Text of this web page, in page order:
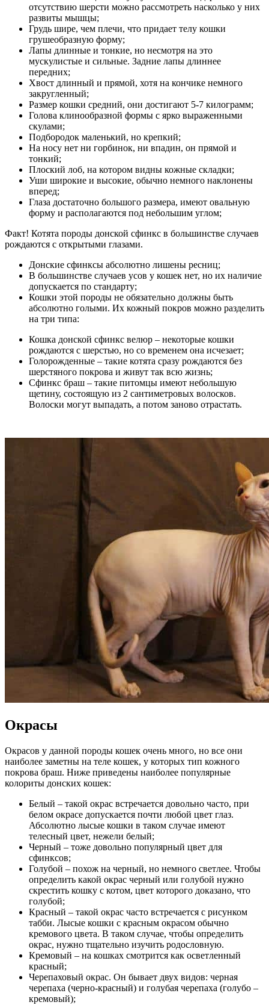
отсутствию шерсти можно рассмотреть насколько у них
развиты мышцы;
Грудь шире, чем плечи, что придает телу кошки
грушеобразную форму;
Лапы длинные и тонкие, но несмотря на это
мускулистые и сильные. Задние лапы длиннее
передних;
Хвост длинный и прямой, хотя на кончике немного
закругленный;
Размер кошки средний, они достигают 5-7 килограмм;
Голова клинообразной формы с ярко выраженными
скулами;
Подбородок маленький, но крепкий;
На носу нет ни горбинок, ни впадин, он прямой и
тонкий;
Плоский лоб, на котором видны кожные складки;
Уши широкие и высокие, обычно немного наклонены
вперед;
Глаза достаточно большого размера, имеют овальную
форму и располагаются под небольшим углом;
Факт! Котята породы донской сфинкс в большинстве случаев
рождаются с открытыми глазами.
Донские сфинксы абсолютно лишены ресниц;
В большинстве случаев усов у кошек нет, но их наличие
допускается по стандарту;
Кошки этой породы не обязательно должны быть
абсолютно голыми. Их кожный покров можно разделить
на три типа:
Кошка донской сфинкс велюр – некоторые кошки
рождаются с шерстью, но со временем она исчезает;
Голорожденные – такие котята сразу рождаются без
шерстяного покрова и живут так всю жизнь;
Сфинкс браш – такие питомцы имеют небольшую
щетину, состоящую из 2 сантиметровых волосков.
Волоски могут выпадать, а потом заново отрастать.
Окрасы
Окрасов у данной породы кошек очень много, но все они
наиболее заметны на теле кошек, у которых тип кожного
покрова браш. Ниже приведены наиболее популярные
колориты донских кошек:
Белый – такой окрас встречается довольно часто, при
белом окрасе допускается почти любой цвет глаз.
Абсолютно лысые кошки в таком случае имеют
телесный цвет, нежели белый;
Черный – тоже довольно популярный цвет для
сфинксов;
Голубой – похож на черный, но немного светлее. Чтобы
определить какой окрас черный или голубой нужно
скрестить кошку с котом, цвет которого доказано, что
голубой;
Красный – такой окрас часто встречается с рисунком
табби. Лысые кошки с красным окрасом обычно
кремового цвета. В таком случае, чтобы определить
окрас, нужно тщательно изучить родословную.
Кремовый – на кошках смотрится как осветленный
красный;
Черепаховый окрас. Он бывает двух видов: черная
черепаха (черно-красный) и голубая черепаха (голубо –
кремовый);